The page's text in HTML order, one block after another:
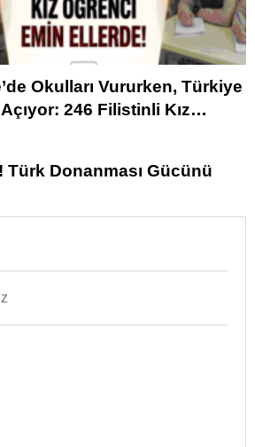
Okulları Vururken, Türkiye
246 Filistinli Kız
Türk Donanması Gücünü